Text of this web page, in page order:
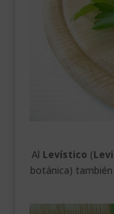
Al Levístico (
botánica)